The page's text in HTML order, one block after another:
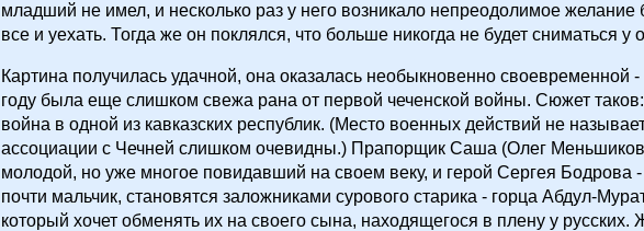
младший не имел, и несколько раз у него возникало непреодолимое желание
все и уехать. Тогда же он поклялся, что больше никогда не будет сниматься у
Картина получилась удачной, она оказалась необыкновенно своевременной
году была еще слишком свежа рана от первой чеченской войны. Сюжет
война в одной из кавказских республик. (Место военных действий не
ассоциации с Чечней слишком очевидны.) Прапорщик Саша (Олег
молодой, но уже многое повидавший на своем веку, и герой Сергея Бодрова
почти мальчик, становятся заложниками сурового старика - горца Абдул-
который хочет обменять их на своего сына, находящегося в плену у русских.